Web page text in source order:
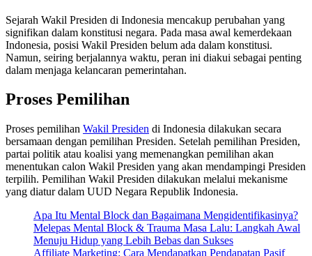
Sejarah Wakil Presiden di Indonesia mencakup perubahan yang
signifikan dalam konstitusi negara. Pada masa awal kemerdekaan
Indonesia, posisi Wakil Presiden belum ada dalam konstitusi.
Namun, seiring berjalannya waktu, peran ini diakui sebagai penting
dalam menjaga kelancaran pemerintahan.
Proses Pemilihan
Proses pemilihan Wakil Presiden di Indonesia dilakukan secara
bersamaan dengan pemilihan Presiden. Setelah pemilihan Presiden,
partai politik atau koalisi yang memenangkan pemilihan akan
menentukan calon Wakil Presiden yang akan mendampingi Presiden
terpilih. Pemilihan Wakil Presiden dilakukan melalui mekanisme
yang diatur dalam UUD Negara Republik Indonesia.
Apa Itu Mental Block dan Bagaimana Mengidentifikasinya?
Melepas Mental Block & Trauma Masa Lalu: Langkah Awal
Menuju Hidup yang Lebih Bebas dan Sukses
Affiliate Marketing: Cara Mendapatkan Pendapatan Pasif